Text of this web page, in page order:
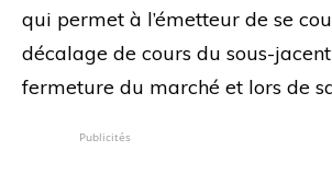
qui permet à l’émetteur de se
décalage de cours du sous-
fermeture du marché et lors de
Publicités